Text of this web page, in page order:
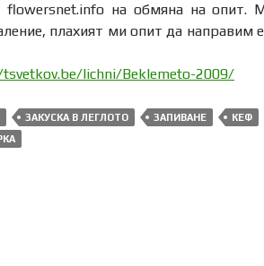
на обмяна на опит.
плахият ми опит да направим
lichni/Beklemeto-2009/
ЗАКУСКА В ЛЕГЛОТО ЗАПИВАНЕ КЕФ